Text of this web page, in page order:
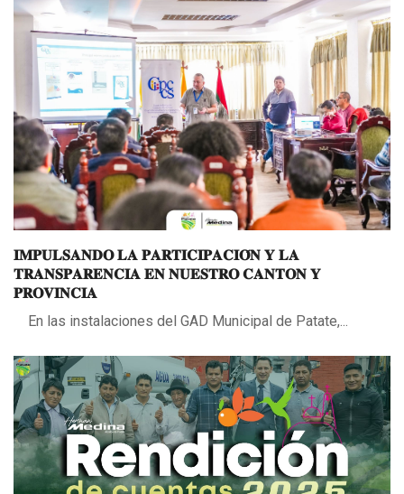
𝐈𝐌𝐏𝐔𝐋𝐒𝐀𝐍𝐃𝐎 𝐋𝐀 𝐏𝐀𝐑𝐓𝐈𝐂𝐈𝐏𝐀𝐂𝐈𝐎́𝐍 𝐘 𝐋𝐀
𝐓𝐑𝐀𝐍𝐒𝐏𝐀𝐑𝐄𝐍𝐂𝐈𝐀 𝐄𝐍 𝐍𝐔𝐄𝐒𝐓𝐑𝐎 𝐂𝐀𝐍𝐓𝐎𝐍 𝐘
𝐏𝐑𝐎𝐕𝐈𝐍𝐂𝐈𝐀
En las instalaciones del GAD Municipal de Patate,...